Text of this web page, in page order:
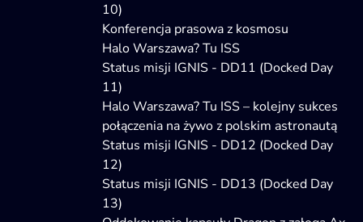
10)
Konferencja prasowa z kosmosu
Halo Warszawa? Tu ISS
Status misji IGNIS - DD11 (Docked Day
11)
Halo Warszawa? Tu ISS – kolejny sukces
połączenia na żywo z polskim astronautą
Status misji IGNIS - DD12 (Docked Day
12)
Status misji IGNIS - DD13 (Docked Day
13)